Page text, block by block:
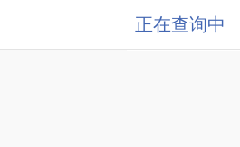
正在查询中